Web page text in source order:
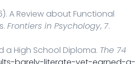
A Review about Functional
Frontiers in Psychology, 7.
a High School Diploma. The 74